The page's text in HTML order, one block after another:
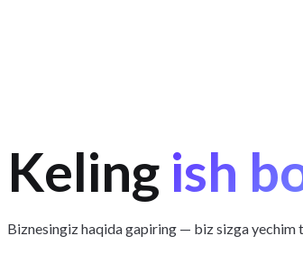
Keling ish
Biznesingiz haqida gapiring — biz sizga yechim